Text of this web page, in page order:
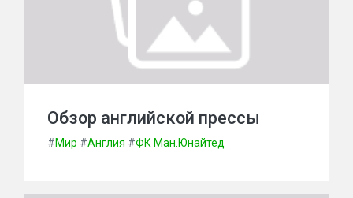
Обзор английской прессы
#Мир #Англия #ФК Ман.Юнайтед